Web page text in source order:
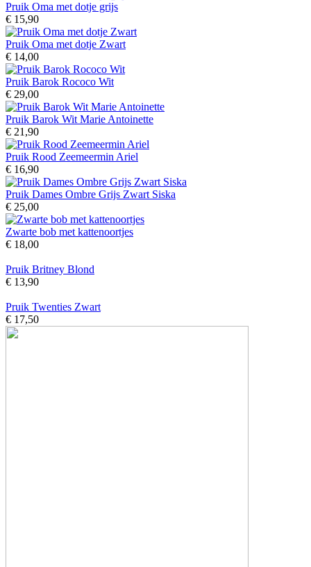
Pruik Oma met dotje grijs
€ 15,90
Pruik Oma met dotje Zwart
€ 14,00
Pruik Barok Rococo Wit
€ 29,00
Pruik Barok Wit Marie Antoinette
€ 21,90
Pruik Rood Zeemeermin Ariel
€ 16,90
Pruik Dames Ombre Grijs Zwart Siska
€ 25,00
Zwarte bob met kattenoortjes
€ 18,00
Pruik Britney Blond
€ 13,90
Pruik Twenties Zwart
€ 17,50